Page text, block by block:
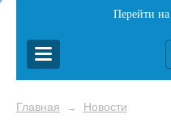
Перейти
Главная → Новости